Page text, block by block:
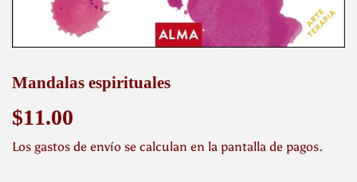
Mandalas espirituales
$11.00
Los gastos de envío se calculan en la pantalla de pagos.